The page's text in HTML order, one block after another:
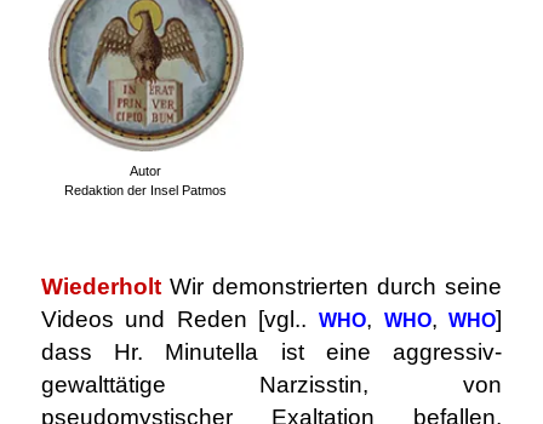
Autor
Redaktion der Insel Patmos
Wiederholt Wir demonstrierten durch seine
Videos und Reden [vgl..WHO, WHO,WHO]
dass Hr. Minutella ist eine aggressiv-
gewalttätige Narzisstin, von
pseudomystischer Exaltation befallen,